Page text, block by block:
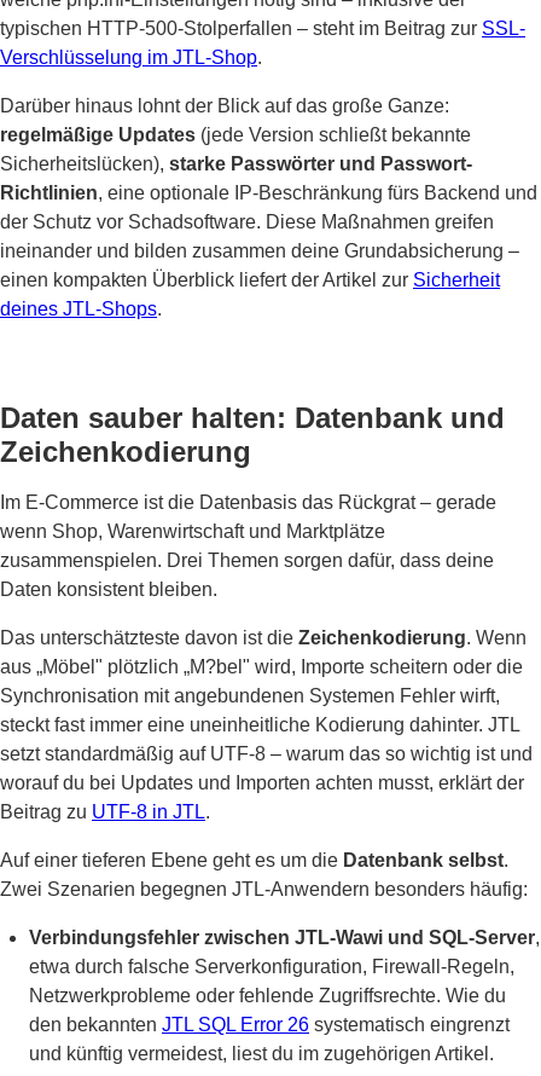
typischen HTTP-500-Stolperfallen – steht im Beitrag zur SSL-
Verschlüsselung im JTL-Shop.
Darüber hinaus lohnt der Blick auf das große Ganze:
regelmäßige Updates (jede Version schließt bekannte
Sicherheitslücken), starke Passwörter und Passwort-
Richtlinien, eine optionale IP-Beschränkung fürs Backend und
der Schutz vor Schadsoftware. Diese Maßnahmen greifen
ineinander und bilden zusammen deine Grundabsicherung –
einen kompakten Überblick liefert der Artikel zur Sicherheit
deines JTL-Shops.
Daten sauber halten: Datenbank und
Zeichenkodierung
Im E-Commerce ist die Datenbasis das Rückgrat – gerade
wenn Shop, Warenwirtschaft und Marktplätze
zusammenspielen. Drei Themen sorgen dafür, dass deine
Daten konsistent bleiben.
Das unterschätzteste davon ist die Zeichenkodierung. Wenn
aus „Möbel" plötzlich „M?bel" wird, Importe scheitern oder die
Synchronisation mit angebundenen Systemen Fehler wirft,
steckt fast immer eine uneinheitliche Kodierung dahinter. JTL
setzt standardmäßig auf UTF-8 – warum das so wichtig ist und
worauf du bei Updates und Importen achten musst, erklärt der
Beitrag zu UTF-8 in JTL.
Auf einer tieferen Ebene geht es um die Datenbank selbst.
Zwei Szenarien begegnen JTL-Anwendern besonders häufig:
Verbindungsfehler zwischen JTL-Wawi und SQL-Server,
etwa durch falsche Serverkonfiguration, Firewall-Regeln,
Netzwerkprobleme oder fehlende Zugriffsrechte. Wie du
den bekannten JTL SQL Error 26 systematisch eingrenzt
und künftig vermeidest, liest du im zugehörigen Artikel.